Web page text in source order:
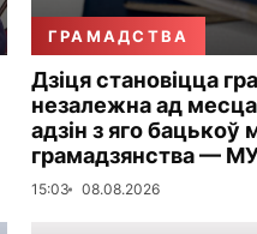
ГРАМАДСТВА
Дзіця становіцца
незалежна ад
адзін з яго бацькоў
грамадзянства —
15:03 08.08.2026